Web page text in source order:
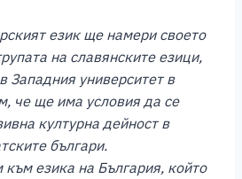
език ще намери своето
на славянските езици,
Западния университет в
че ще има условия да се
културна дейност в
българи.
езика на България, който